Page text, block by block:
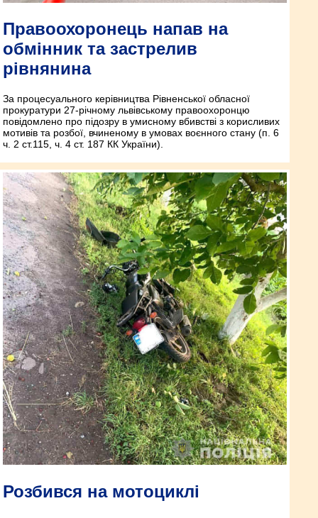
Правоохоронець напав на
обмінник та застрелив
рівнянина
За процесуального керівництва Рівненської обласної
прокуратури 27-річному львівському правоохоронцю
повідомлено про підозру в умисному вбивстві з корисливих
мотивів та розбої, вчиненому в умовах воєнного стану (п. 6
ч. 2 ст.115, ч. 4 ст. 187 КК України).
Розбився на мотоциклі